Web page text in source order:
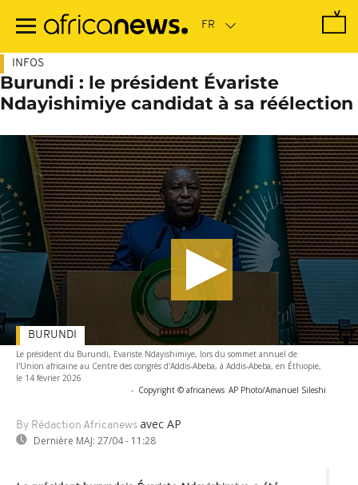
contenu
INFOS
Burundi : le président Évariste
Ndayishimiye candidat à sa réélection
Le président du Burundi, Evariste Ndayishimiye, lors du sommet annuel de
l'Union africaine au Centre des congrès d'Addis-Abeba, à Addis-Abeba, en Éthiopie,
le 14 février 2026
- Copyright © africanews AP Photo/Amanuel Sileshi
By Rédaction Africanews avec AP
Dernière MAJ: 27/04 - 11:28
BURUNDI